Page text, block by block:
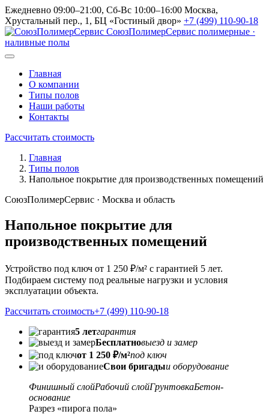
Ежедневно 09:00–21:00, Сб-Вс 10:00–16:00 Москва,
Хрустальный пер., 1, БЦ «Гостиный двор» +7 (499) 110-90-18
СоюзПолимерСервис полимерные ·
наливные полы
Главная
О компании
Типы полов
Наши работы
Контакты
Рассчитать стоимость
Главная
Типы полов
Напольное покрытие для производственных помещений
СоюзПолимерСервис · Москва и область
Напольное покрытие для
производственных помещений
Устройство под ключ от 1 250 ₽/м² с гарантией 5 лет.
Подбираем систему под реальные нагрузки и условия
эксплуатации объекта.
Рассчитать стоимость+7 (499) 110-90-18
5 летгарантия
Бесплатновыезд и замер
от 1 250 ₽/м²под ключ
Свои бригадыи оборудование
Финишный слойРабочий слойГрунтовкаБетон-
основание
Разрез «пирога пола»